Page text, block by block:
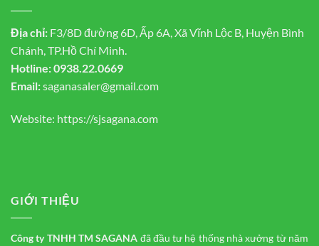
Địa chỉ: F3/8D đường 6D, Ấp 6A, Xã Vĩnh Lộc B, Huyện Bình
Chánh, TP.Hồ Chí Minh.
Hotline:0938.22.0669
Email:saganasaler@gmail.com
Website: https://sjsagana.com
GIỚI THIỆU
Công ty TNHH TMSAGANA đã đầu tư hệ thống nhà xưởng từ năm